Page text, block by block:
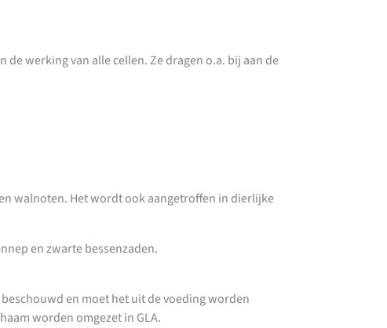
werking van alle cellen. Ze dragen o.a. bij aan de
walnoten. Het wordt ook aangetroffen in dierlijke
en zwarte bessenzaden.
en moet het uit de voeding worden
worden omgezet in GLA.